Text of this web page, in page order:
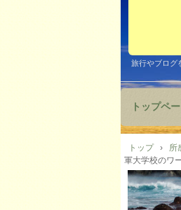
旅行やブログ
トップペ
トップ › 所
軍大学校のワ